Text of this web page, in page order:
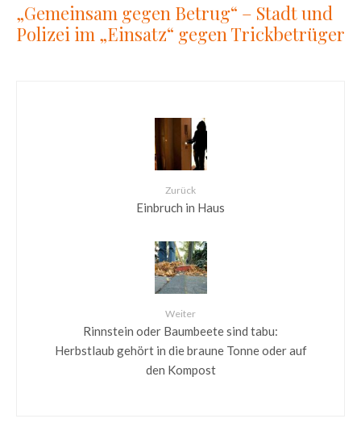
„Gemeinsam gegen Betrug“ – Stadt und
Polizei im „Einsatz“ gegen Trickbetrüger
Zurück
Einbruch in Haus
Weiter
Rinnstein oder Baumbeete sind tabu:
Herbstlaub gehört in die braune Tonne oder auf
den Kompost